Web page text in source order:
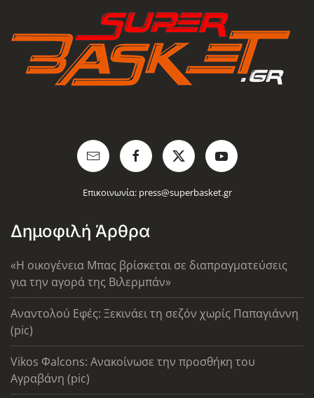
Επικοινωνία: press@superbasket.gr
Δημοφιλή Άρθρα
«Η οικογένεια Μπας βρίσκεται σε διαπραγματεύσεις
για την αγορά της Βιλερμπάν»
Αναντολού Εφές: Ξεκινάει τη σεζόν χωρίς Παπαγιάννη
(pic)
Vikos Φalcons: Ανακοίνωσε την προσθήκη του
Αγραβάνη (pic)